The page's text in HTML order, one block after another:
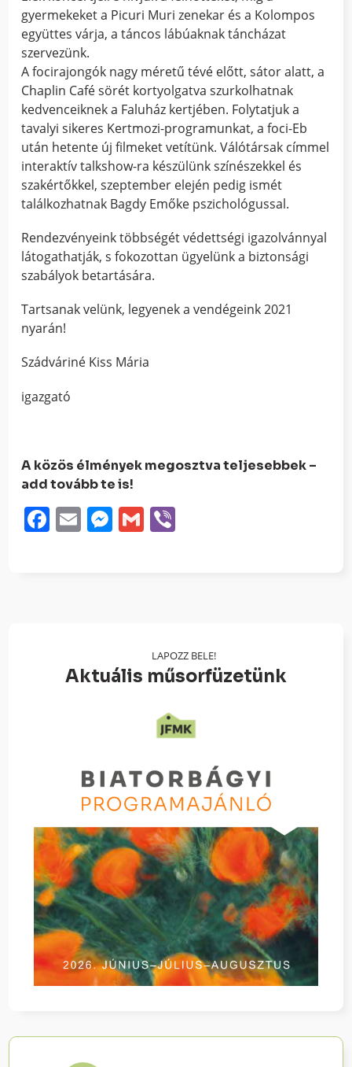
gyermekeket a Picuri Muri zenekar és a Kolompos
együttes várja, a táncos lábúaknak táncházat
szervezünk.
A focirajongók nagy méretű tévé előtt, sátor alatt, a
Chaplin Café sörét kortyolgatva szurkolhatnak
kedvenceiknek a Faluház kertjében. Folytatjuk a
tavalyi sikeres Kertmozi-programunkat, a foci-Eb
után hetente új filmeket vetítünk. Válótársak címmel
interaktív talkshow-ra készülünk színészekkel és
szakértőkkel, szeptember elején pedig ismét
találkozhatnak Bagdy Emőke pszichológussal.
Rendezvényeink többségét védettségi igazolvánnyal
látogathatják, s fokozottan ügyelünk a biztonsági
szabályok betartására.
Tartsanak velünk, legyenek a vendégeink 2021
nyarán!
Szádváriné Kiss Mária
igazgató
A közös élmények megosztva teljesebbek –
add tovább te is!
Facebook
EmailMessenger
Gmail
LAPOZZ BELE!
Aktuális műsorfüzetünk